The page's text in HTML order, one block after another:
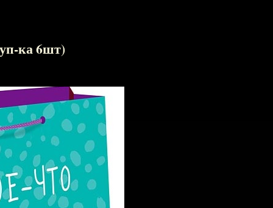
ка 6шт)